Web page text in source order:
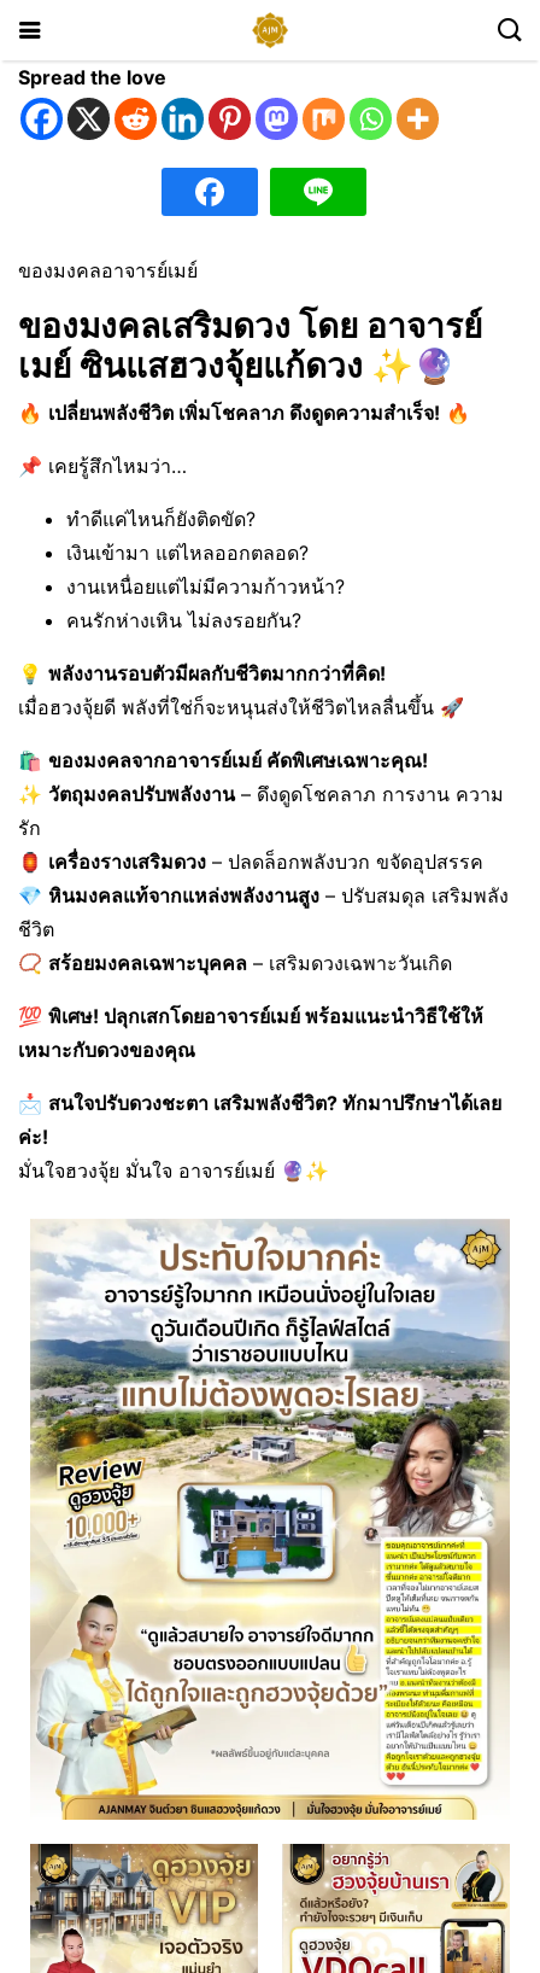
Spread the love
ของมงคลอาจารย์เมย์
ของมงคลเสริมดวง โดย อาจารย์
เมย์ ซินแสฮวงจุ้ยแก้ดวง ✨🔮
🔥 เปลี่ยนพลังชีวิต เพิ่มโชคลาภ ดึงดูดความสำเร็จ! 🔥
📌 เคยรู้สึกไหมว่า…
ทำดีแค่ไหนก็ยังติดขัด?
เงินเข้ามา แต่ไหลออกตลอด?
งานเหนื่อยแต่ไม่มีความก้าวหน้า?
คนรักห่างเหิน ไม่ลงรอยกัน?
💡 พลังงานรอบตัวมีผลกับชีวิตมากกว่าที่คิด!
เมื่อฮวงจุ้ยดี พลังที่ใช่ก็จะหนุนส่งให้ชีวิตไหลลื่นขึ้น 🚀
🛍 ของมงคลจากอาจารย์เมย์ คัดพิเศษเฉพาะคุณ!
✨ วัตถุมงคลปรับพลังงาน– ดึงดูดโชคลาภ การงาน ความ
รัก
🏮 เครื่องรางเสริมดวง – ปลดล็อกพลังบวก ขจัดอุปสรรค
💎 หินมงคลแท้จากแหล่งพลังงานสูง – ปรับสมดุล เสริมพลัง
ชีวิต
📿 สร้อยมงคลเฉพาะบุคคล – เสริมดวงเฉพาะวันเกิด
💯 พิเศษ! ปลุกเสกโดยอาจารย์เมย์ พร้อมแนะนำวิธีใช้ให้
เหมาะกับดวงของคุณ
📩 สนใจปรับดวงชะตา เสริมพลังชีวิต? ทักมาปรึกษาได้เลย
ค่ะ!
มั่นใจฮวงจุ้ย มั่นใจ อาจารย์เมย์ 🔮✨